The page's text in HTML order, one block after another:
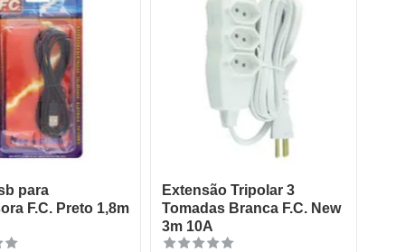
para
F.C. Preto 1,8m
Extensão Tripolar 3
Tomadas Branca F.C. New
3m 10A